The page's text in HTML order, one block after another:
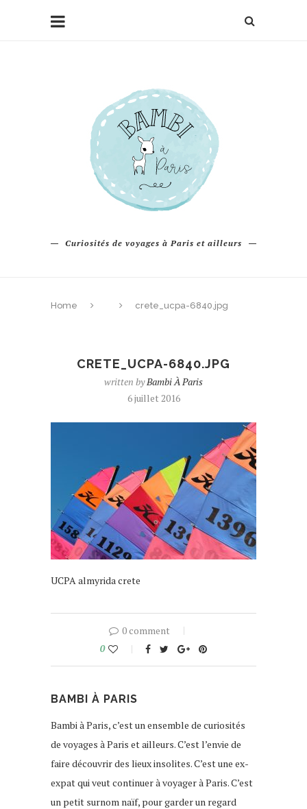
Curiosités de voyages à Paris et ailleurs
Home crete_ucpa-6840.jpg
CRETE_UCPA-6840.JPG
written byBambi À Paris
6 juillet 2016
UCPA almyrida crete
0 comment
0
BAMBI À PARIS
Bambi à Paris, c’est un ensemble de curiosités
de voyages à Paris et ailleurs. C’est l’envie de
faire découvrir des lieux insolites. C’est une ex-
expat qui veut continuer à voyager à Paris. C’est
un petit surnom naïf, pour garder un regard